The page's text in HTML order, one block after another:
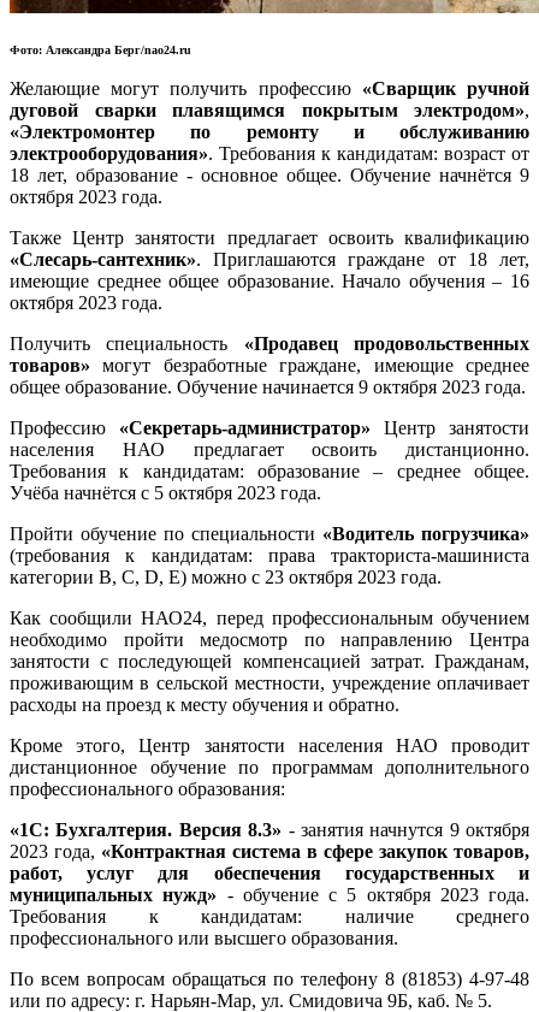
Фото: Александра Берг/nao24.ru
Желающие могут получить профессию «Сварщик ручной
дуговой сварки плавящимся покрытым электродом»,
«Электромонтер по ремонту и обслуживанию
электрооборудования». Требования к кандидатам: возраст от
18 лет, образование - основное общее. Обучение начнётся 9
октября 2023 года.
Также Центр занятости предлагает освоить квалификацию
«Слесарь-сантехник». Приглашаются граждане от 18 лет,
имеющие среднее общее образование. Начало обучения – 16
октября 2023 года.
Получить специальность «Продавец продовольственных
товаров» могут безработные граждане, имеющие среднее
общее образование. Обучение начинается 9 октября 2023 года.
Профессию «Секретарь-администратор» Центр занятости
населения НАО предлагает освоить дистанционно.
Требования к кандидатам: образование – среднее общее.
Учёба начнётся с 5 октября 2023 года.
Пройти обучение по специальности «Водитель погрузчика»
(требования к кандидатам: права тракториста-машиниста
категории В, С, D, Е) можно с 23 октября 2023 года.
Как сообщили НАО24, перед профессиональным обучением
необходимо пройти медосмотр по направлению Центра
занятости с последующей компенсацией затрат. Гражданам,
проживающим в сельской местности, учреждение оплачивает
расходы на проезд к месту обучения и обратно.
Кроме этого, Центр занятости населения НАО проводит
дистанционное обучение по программам дополнительного
профессионального образования:
«1С: Бухгалтерия. Версия 8.3» - занятия начнутся 9 октября
2023 года, «Контрактная система в сфере закупок товаров,
работ, услуг для обеспечения государственных и
муниципальных нужд» - обучение с 5 октября 2023 года.
Требования к кандидатам: наличие среднего
профессионального или высшего образования.
По всем вопросам обращаться по телефону 8 (81853) 4-97-48
или по адресу: г. Нарьян-Мар, ул. Смидовича 9Б, каб. № 5.